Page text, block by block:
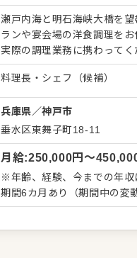
瀬戸内海と明石海峡大橋を
ランや宴会場の洋食調理を
実際の調理業務に携わってください。 当ホテルでは、将来の管理職候補
募集中です。実務に慣れた
します。さらに売上や原価
せる環境です。 東証スタンダード上場企業である明治海運グループの一員として、腰を据えて
長く働ける環境が整ってい
お待ちしています。 ＜おすすめポイント＞ ホテルや不動産管理など多角的な事業を展開する安
定グループの一員です。充
実務だけでなく売上管理や
としての市場価値を高めな
料理長・シェフ（候補）
兵庫県／神戸市
垂水区東舞子町18-11
月給:250,000円〜
※年齢、経験、今までの年
期間6カ月あり（期間中の変